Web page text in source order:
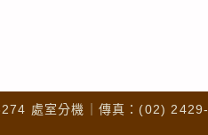
處室分機｜傳真：(02) 2429-